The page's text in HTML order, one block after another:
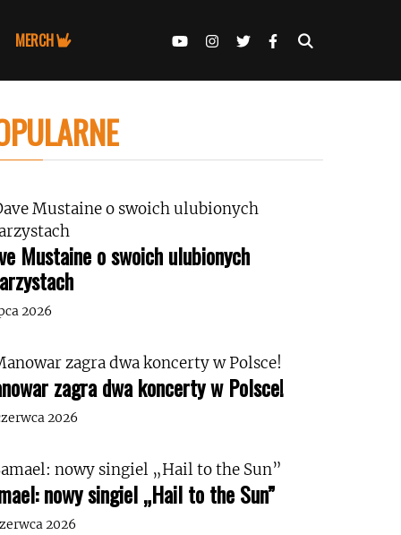
MERCH
Mustaine o swoich ulubionych
2026
zagra dwa koncerty w Polsce!
2026
nowy singiel „Hail to the Sun”
2026